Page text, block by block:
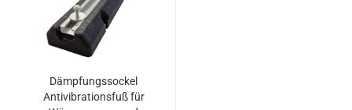
Dämpfungssockel
Antivibrationsfuß für